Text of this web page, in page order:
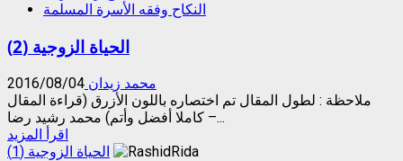
(
)
النكاح وفقه الأسرة المسلمة
الحياة الزوجية (2)
محمد زيدان 2016/08/04
ملاحظة : لطول المقال تم اختصاره باللون الأزرق (قراءة المقال
كاملا أفضل وأتم) محمد رشيد رضا –...
اقرأ المزيد
more
الحياة الزوجية (1)